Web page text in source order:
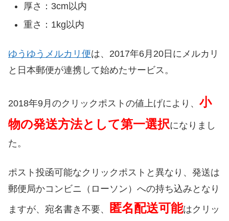
厚さ：3cm以内
重さ：1kg以内
ゆうゆうメルカリ便は、2017年6月20日にメルカリ
と日本郵便が連携して始めたサービス。
2018年9月のクリックポストの値上げにより、 小
物の発送方法として第一選択になりまし
た。
ポスト投函可能なクリックポストと異なり、発送は
郵便局かコンビニ（ローソン）への持ち込みとなり
ますが、宛名書き不要、
匿名配送可能はクリッ